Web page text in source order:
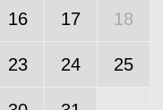
16 17 18
23 24 25